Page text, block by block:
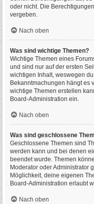
oder nicht. Die
vergeben.
Nach oben
Was sind wichtige Themen?
Wichtige Themen eines
und sind nur auf der ersten
wichtigen Inhalt, weswegen
Bekanntmachungen hängt es
wichtige Themen erstellen
Board-Administration ein.
Nach oben
Was sind geschlossene
Geschlossene Themen sind
werden kann und bei denen
beendet wurde. Themen
Moderator oder Administrator
Möglichkeit, deine eigenen
Board-Administration erlaubt
Nach oben